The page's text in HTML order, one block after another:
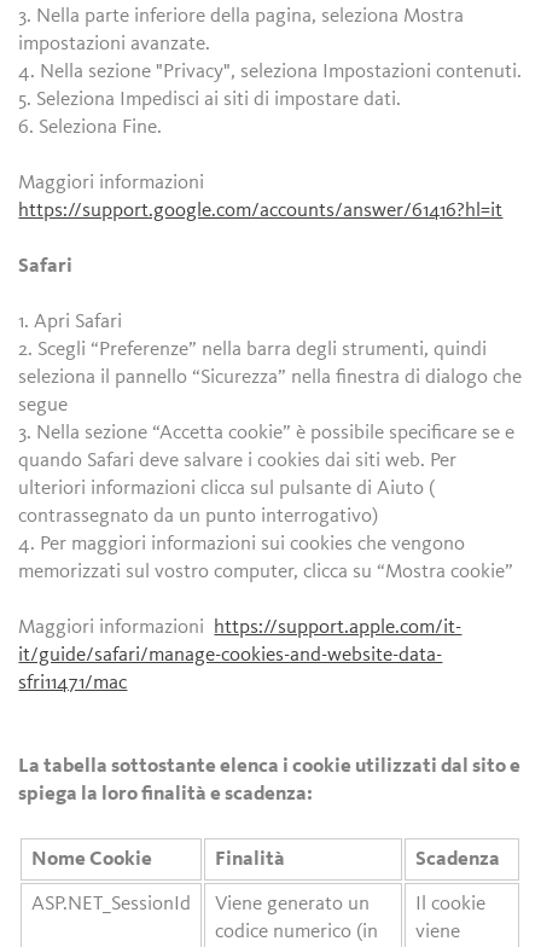
3. Nella parte inferiore della pagina, seleziona Mostra
impostazioni avanzate.
4. Nella sezione "Privacy", seleziona Impostazioni contenuti.
5. Seleziona Impedisci ai siti di impostare dati.
6. Seleziona Fine.
Maggiori informazioni
https://support.google.com/accounts/answer/61416?hl=it
Safari
1. Apri Safari
2. Scegli “Preferenze” nella barra degli strumenti, quindi
seleziona il pannello “Sicurezza” nella finestra di dialogo che
segue
3. Nella sezione “Accetta cookie” è possibile specificare se e
quando Safari deve salvare i cookies dai siti web. Per
ulteriori informazioni clicca sul pulsante di Aiuto (
contrassegnato da un punto interrogativo)
4. Per maggiori informazioni sui cookies che vengono
memorizzati sul vostro computer, clicca su “Mostra cookie”
Maggiori informazioni https://support.apple.com/it-
it/guide/safari/manage-cookies-and-website-data-
sfri11471/mac
La tabella sottostante elenca i cookie utilizzati dal sito e
spiega la loro finalità e scadenza:
Nome Cookie Finalità Scadenza
ASP.NET_SessionId
Viene generato un
codice numerico (in
Il cookie
viene